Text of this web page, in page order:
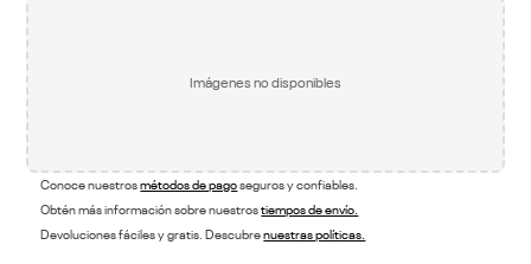
Imágenes no disponibles
Conoce nuestrosmétodos de pagoseguros y confiables.
Obtén más información sobre nuestrostiempos de envío.
Devoluciones fáciles y gratis. Descubrenuestras políticas.